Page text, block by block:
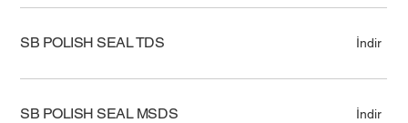
SB POLISH SEAL TDS İndir
SB POLISH SEAL MSDS İndir